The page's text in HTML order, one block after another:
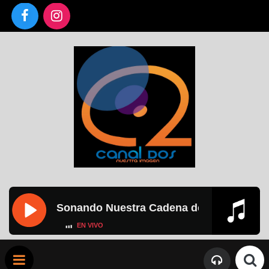
Sonando Nuestra Cadena de Radios //
EN VIVO